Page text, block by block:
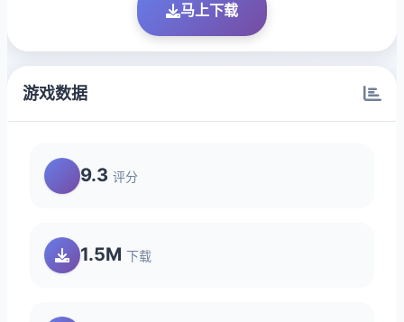
马上下载
游戏数据
9.3 评分
1.5M 下载